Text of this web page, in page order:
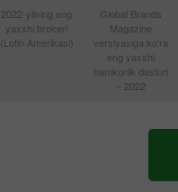
2022-yilning eng
yaxshi brokeri
(Lotin Amerikasi)
Global Brands
Magazine
versiyasiga ko'ra
eng yaxshi
hamkorlik dasturi
– 2022